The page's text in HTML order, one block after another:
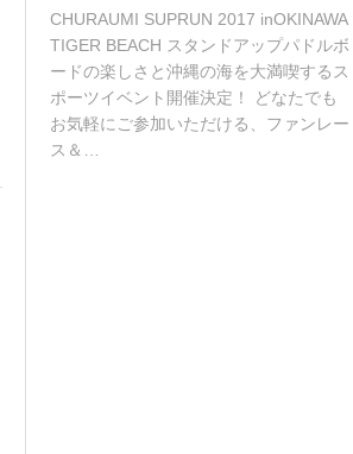
CHURAUMI SUPRUN 2017 inOKINAWA
TIGER BEACH スタンドアップパドルボ
ードの楽しさと沖縄の海を大満喫するス
ポーツイベント開催決定！ どなたでも
お気軽にご参加いただける、ファンレー
ス＆…